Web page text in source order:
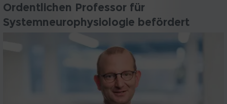
Ordentlichen Professor für
Systemneurophysiologie befördert